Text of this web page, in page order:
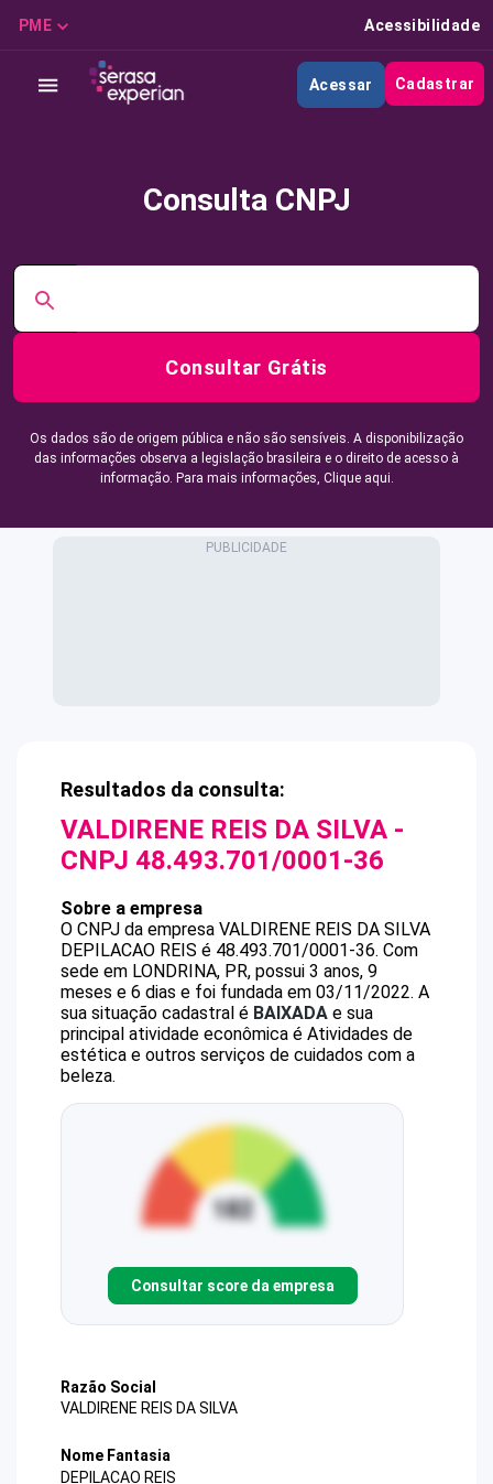
PME Acessibilidade
Acessar Cadastrar
Consulta CNPJ
Consultar Grátis
Os dados são de origem pública e não são sensíveis. A disponibilização
das informações observa a legislação brasileira e o direito de acesso à
informação. Para mais informações, Clique aqui.
Resultados da consulta:
VALDIRENE REIS DA SILVA -
CNPJ 48.493.701/0001-36
Sobre a empresa
O CNPJ da empresa VALDIRENE REIS DA SILVA
DEPILACAO REIS é 48.493.701/0001-36. Com
sede em LONDRINA, PR, possui 3 anos, 9
meses e 6 dias e foi fundada em 03/11/2022. A
sua situação cadastral é BAIXADA e sua
principal atividade econômica é Atividades de
estética e outros serviços de cuidados com a
beleza.
Consultar score da empresa
Razão Social
VALDIRENE REIS DA SILVA
Nome Fantasia
DEPILACAO REIS